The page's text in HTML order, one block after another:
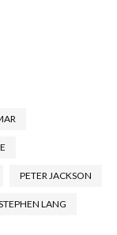
PETER JACKSON
LANG